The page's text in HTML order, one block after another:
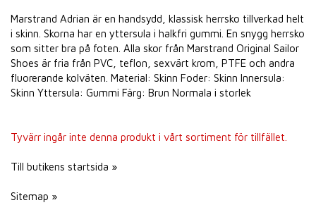
Marstrand Adrian är en handsydd, klassisk herrsko tillverkad helt
i skinn. Skorna har en yttersula i halkfri gummi. En snygg herrsko
som sitter bra på foten. Alla skor från Marstrand Original Sailor
Shoes är fria från PVC, teflon, sexvärt krom, PTFE och andra
fluorerande kolväten. Material: Skinn Foder: Skinn Innersula:
Skinn Yttersula: Gummi Färg: Brun Normala i storlek
Tyvärr ingår inte denna produkt i vårt sortiment för tillfället.
Till butikens startsida »
Sitemap »